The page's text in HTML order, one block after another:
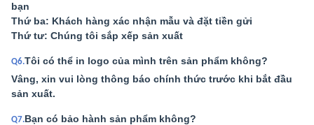
bạn
Thứ ba: Khách hàng xác nhận mẫu và đặt tiền gửi
Thứ tư: Chúng tôi sắp xếp sản xuất
Q6.Tôi có thể in logo của mình trên sản phẩm không?
Vâng, xin vui lòng thông báo chính thức trước khi bắt đầu
sản xuất.
Q7.Bạn có bảo hành sản phẩm không?